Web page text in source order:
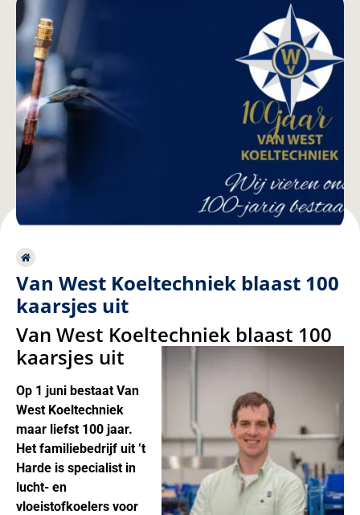
Van West Koeltechniek blaast 100
kaarsjes uit
Van West Koeltechniek blaast 100
kaarsjes uit
Op 1 juni bestaat Van
West Koeltechniek
maar liefst 100 jaar.
Het familiebedrijf uit ’t
Harde is specialist in
lucht- en
vloeistofkoelers voor